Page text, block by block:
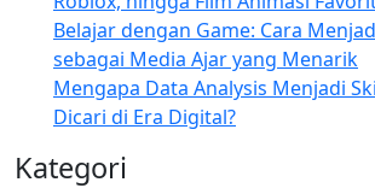
Belajar dengan Game: Cara
sebagai Media Ajar yang Menarik
Mengapa Data Analysis Menjadi
Dicari di Era Digital?
Kategori